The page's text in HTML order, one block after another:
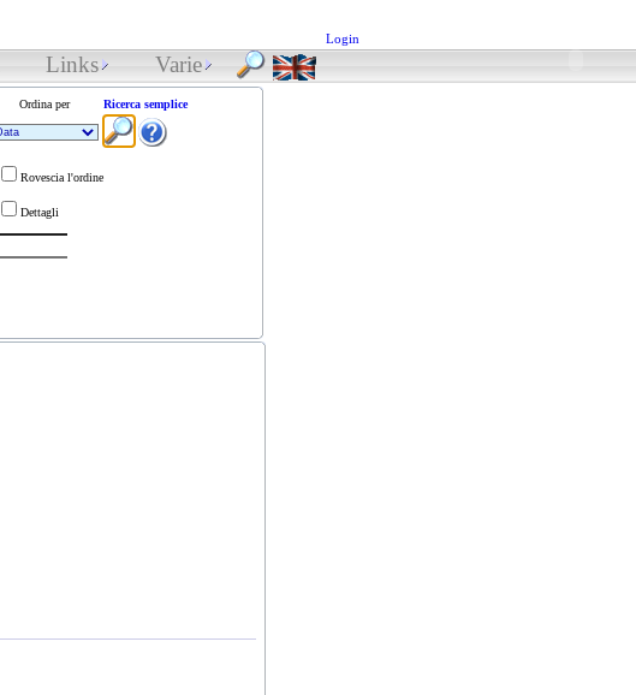
Login
Links Varie
Ordina per Ricerca semplice
Rovescia l'ordine
Dettagli